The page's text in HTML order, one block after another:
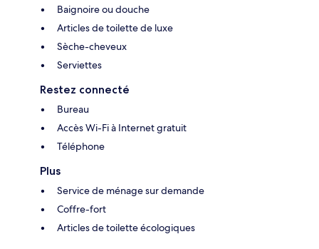
Baignoire ou douche
Articles de toilette de luxe
Sèche-cheveux
Serviettes
Restez connecté
Bureau
Accès Wi-Fi à Internet gratuit
Téléphone
Plus
Service de ménage sur demande
Coffre-fort
Articles de toilette écologiques